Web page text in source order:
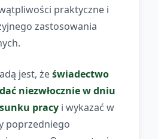
praktyczne i
zastosowania
jest, żeświadectwo
niezwłocznie w dniu
pracy i wykazać w
poprzedniego